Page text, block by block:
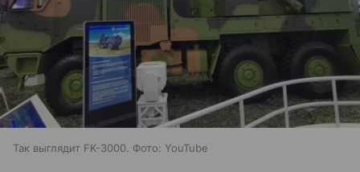
Так выглядит FK-3000. Фото: YouTube